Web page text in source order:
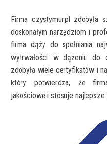
Firma czystymur.pl zdobyła
doskonałym narzędziom i
firma dąży do spełniania
wytrwałości w dążeniu do
zdobyła wiele certyfikatów i
który potwierdza, że
jakościowe i stosuje najlepsze